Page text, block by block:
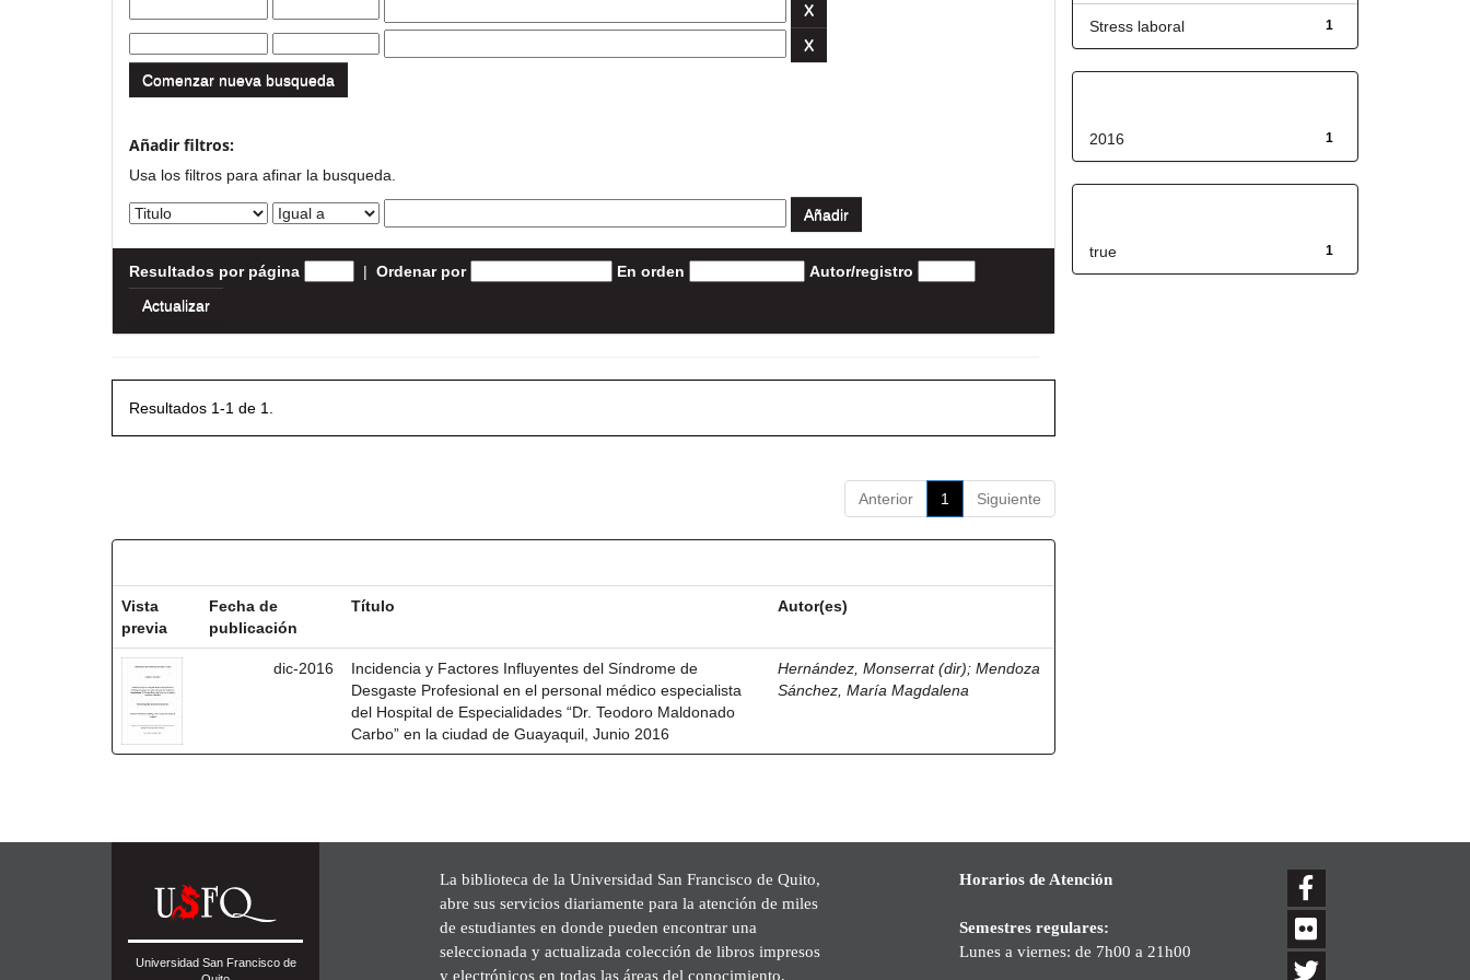
Comenzar nueva busqueda
Añadir filtros:
Usa los filtros para afinar la busqueda.
Resultados por página | Ordenar por En orden Autor/registro
Resultados 1-1 de 1.
Anterior 1 Siguiente
Vista
previa
Fecha de
publicación
Título Autor(es)
dic-2016
Incidencia y Factores Influyentes del Síndrome de
Desgaste Profesional en el personal médico especialista
del Hospital de Especialidades “Dr. Teodoro Maldonado
Carbo” en la ciudad de Guayaquil, Junio 2016
Hernández, Monserrat (dir);Mendoza
Sánchez, María Magdalena
1
Stress laboral
1
2016
1
true
Universidad San Francisco de
La biblioteca de la Universidad San Francisco de Quito,
abre sus servicios diariamente para la atención de miles
de estudiantes en donde pueden encontrar una
seleccionada y actualizada colección de libros impresos
y electrónicos en todas las áreas del conocimiento,
Horarios de Atención
Semestres regulares:
Lunes a viernes: de 7h00 a 21h00